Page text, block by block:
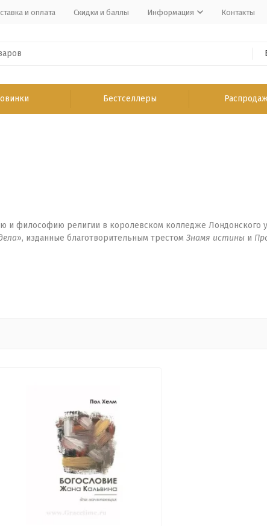
и оплата Скидки и баллы Информация Контакты
Бестселлеры
и философию религии в королевском колледже Лондонского
», изданные благотворительным трестом Знамя истиныи